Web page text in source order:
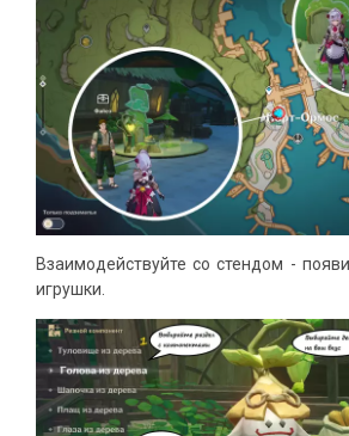
Взаимодействуйте со стендом -
игрушки.